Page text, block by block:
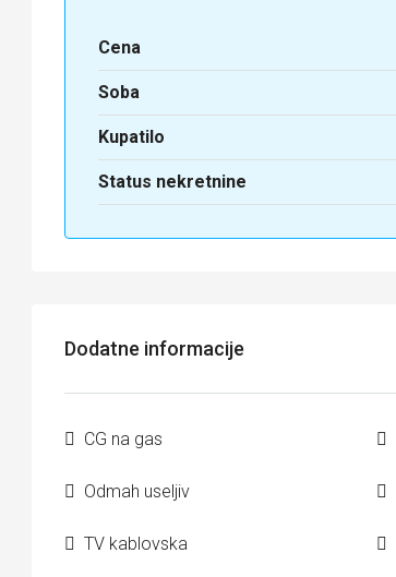
Cena
Soba
Kupatilo
Status nekretnine
Dodatne informacije
CG na gas
Odmah useljiv
TV kablovska